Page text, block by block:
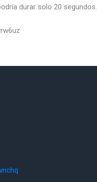
durar solo 20 segundos.